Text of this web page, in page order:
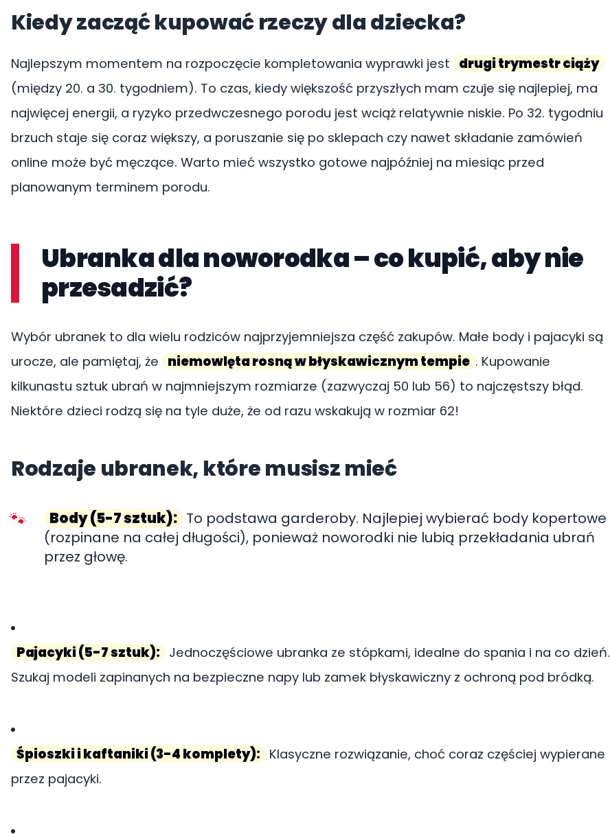
Kiedy zacząć kupować rzeczy dla dziecka?
Najlepszym momentem na rozpoczęcie kompletowania wyprawki jest drugi trymestr ciąży
(między 20. a 30. tygodniem). To czas, kiedy większość przyszłych mam czuje się najlepiej, ma
najwięcej energii, a ryzyko przedwczesnego porodu jest wciąż relatywnie niskie. Po 32. tygodniu
brzuch staje się coraz większy, a poruszanie się po sklepach czy nawet składanie zamówień
online może być męczące. Warto mieć wszystko gotowe najpóźniej na miesiąc przed
planowanym terminem porodu.
Ubranka dla noworodka – co kupić, aby nie
przesadzić?
Wybór ubranek to dla wielu rodziców najprzyjemniejsza część zakupów. Małe body i pajacyki są
urocze, ale pamiętaj, że niemowlęta rosną w błyskawicznym tempie . Kupowanie
kilkunastu sztuk ubrań w najmniejszym rozmiarze (zazwyczaj 50 lub 56) to najczęstszy błąd.
Niektóre dzieci rodzą się na tyle duże, że od razu wskakują w rozmiar 62!
Rodzaje ubranek, które musisz mieć
Body (5-7 sztuk): To podstawa garderoby. Najlepiej wybierać body kopertowe
(rozpinane na całej długości), ponieważ noworodki nie lubią przekładania ubrań
przez głowę.
Pajacyki (5-7 sztuk): Jednoczęściowe ubranka ze stópkami, idealne do spania i na co dzień.
Szukaj modeli zapinanych na bezpieczne napy lub zamek błyskawiczny z ochroną pod bródką.
Śpioszki i kaftaniki (3-4 komplety): Klasyczne rozwiązanie, choć coraz częściej wypierane
przez pajacyki.